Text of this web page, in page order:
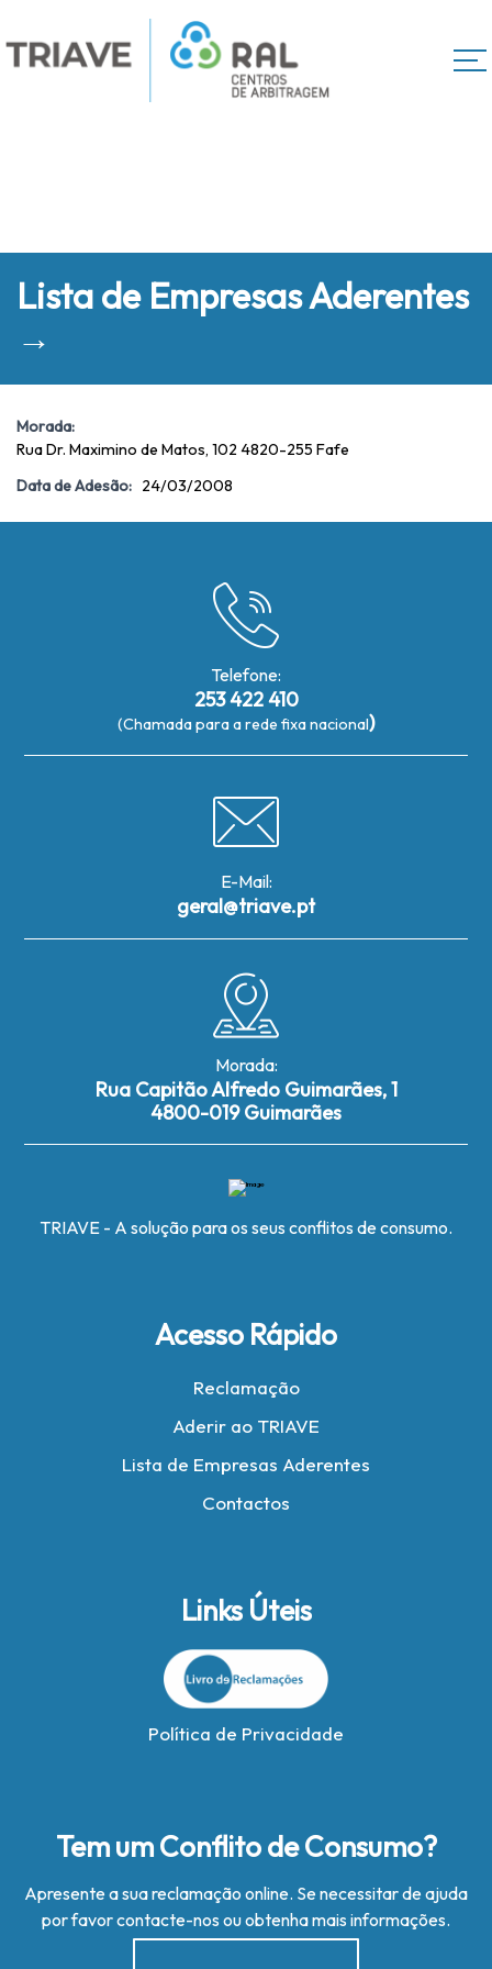
Lista de Empresas Aderentes
→
Morada:
Rua Dr. Maximino de Matos, 102 4820-255 Fafe
Data de Adesão: 24/03/2008
Telefone:
253 422 410
(Chamada para a rede fixa nacional)
E-Mail:
geral@triave.pt
Morada:
Rua Capitão Alfredo Guimarães, 1
4800-019 Guimarães
TRIAVE - A solução para os seus conflitos de consumo.
Acesso Rápido
Reclamação
Aderir ao TRIAVE
Lista de Empresas Aderentes
Contactos
Links Úteis
Política de Privacidade
Tem um Conflito de Consumo?
Apresente a sua reclamação online. Se necessitar de ajuda
por favor contacte-nos ou obtenha mais informações.